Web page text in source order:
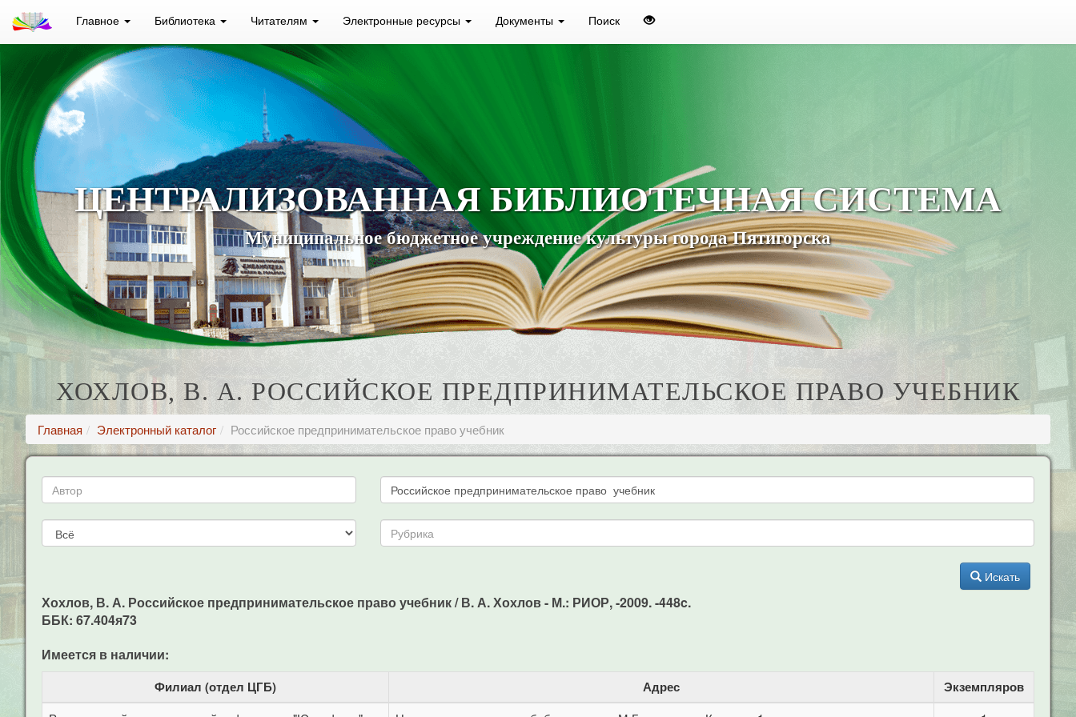
Главное Библиотека Читателям Электронные ресурсы Документы Поиск
ЦЕНТРАЛИЗОВАННАЯ БИБЛИОТЕЧНАЯ СИСТЕМА
Муниципальное бюджетное учреждение культуры города Пятигорска
ХОХЛОВ, В. А. РОССИЙСКОЕ ПРЕДПРИНИМАТЕЛЬСКОЕ ПРАВО УЧЕБНИК
Главная Электронный каталог Российское предпринимательское право учебник
Искать
Хохлов, В. А. Российское предпринимательское право учебник / В. А. Хохлов - М.: РИОР, -2009. -448c.
ББК: 67.404я73
Имеется в наличии:
Филиал (отдел ЦГБ) Адрес Экземпляров